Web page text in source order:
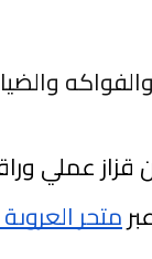
عملي
متجر